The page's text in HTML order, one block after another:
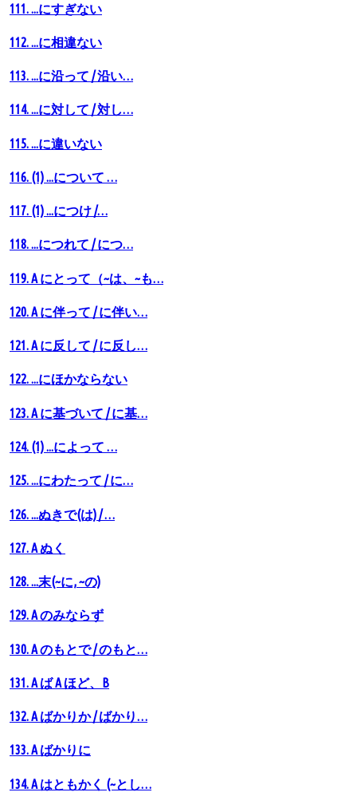
111. ...にすぎない
112. ...に相違ない
113. ...に沿って / 沿い…
114. ...に対して / 対し…
115. ...に違いない
116. (1) ...について …
117. (1) ...につけ /…
118. ...につれて / につ…
119. A にとって（~は、~も…
120. A に伴って / に伴い…
121. A に反して / に反し…
122. ...にほかならない
123. A に基づいて / に基…
124. (1) ...によって …
125. ...にわたって / に…
126. ...ぬきで(は) / …
127. А ぬく
128. ...末(~に, ~の)
129. A のみならず
130. A のもとで / のもと…
131. A ば A ほど、B
132. A ばかりか / ばかり…
133. A ばかりに
134. A はともかく (~とし…